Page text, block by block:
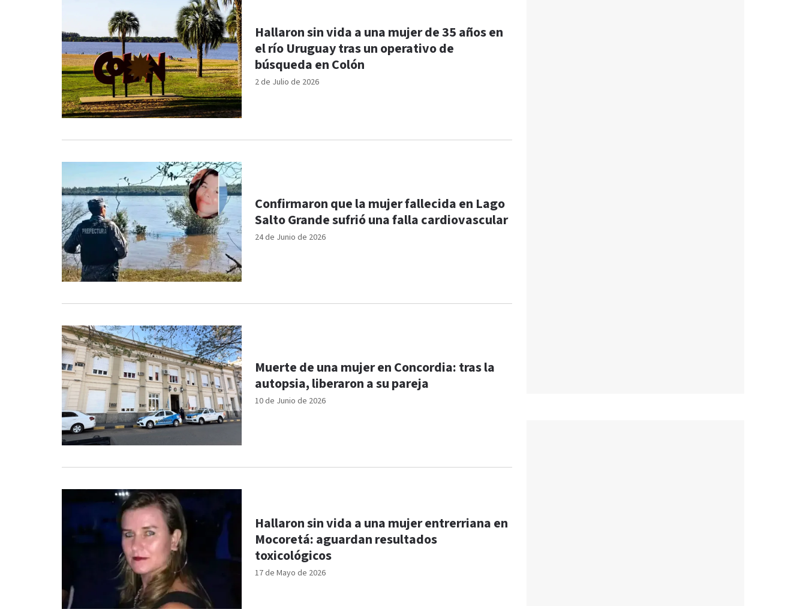
2 de Julio de 2026
Hallaron sin vida a una mujer de 35 años en
el río Uruguay tras un operativo de
búsqueda en Colón
24 de Junio de 2026
Confirmaron que la mujer fallecida en Lago
Salto Grande sufrió una falla cardiovascular
10 de Junio de 2026
Muerte de una mujer en Concordia: tras la
autopsia, liberaron a su pareja
17 de Mayo de 2026
Hallaron sin vida a una mujer entrerriana en
Mocoretá: aguardan resultados
toxicológicos